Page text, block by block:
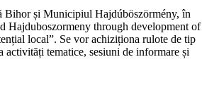
Bihor și Municipiul Hajdúböszörmény, în
Hajduboszormeny through development of
local”. Se vor achiziționa rulote de tip
tematice, sesiuni de informare și